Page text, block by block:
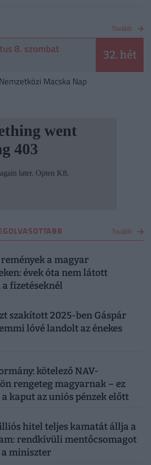
Tovább
8. szombat 32. hét
Nemzetközi Macska Nap
Tovább
a magyar
évek óta nem látott
fizetéseknél
szakított 2025-ben Gáspár
lóvé landolt az énekes
kötelező NAV-
rengeteg magyarnak – ez
kaput az uniós pénzek előtt
hitel teljes kamatát állja a
rendkívüli mentőcsomagot
miniszter